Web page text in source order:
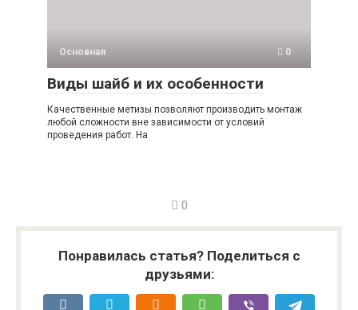
Основная 0
Виды шайб и их особенности
Качественные метизы позволяют производить монтаж
любой сложности вне зависимости от условий
проведения работ. На
0
Понравилась статья? Поделиться с
друзьями: